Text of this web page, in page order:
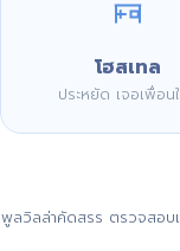
โฮสเทล
ประหยัด เจอเพื่อน
พูลวิลล่าคัดสรร ตรวจสอบ